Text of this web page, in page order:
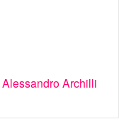
Alessandro Archilli